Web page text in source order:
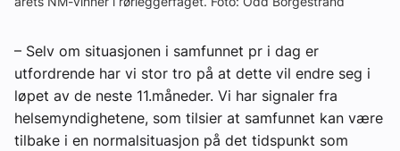
Kontakt oss
Tips oss
eBlad
– Selv om situasjonen i samfunnet pr i dag er
utfordrende har vi stor tro på at dette vil endre seg i
løpet av de neste 11.måneder. Vi har signaler fra
helsemyndighetene, som tilsier at samfunnet kan være
tilbake i en normalsituasjon på det tidspunkt som